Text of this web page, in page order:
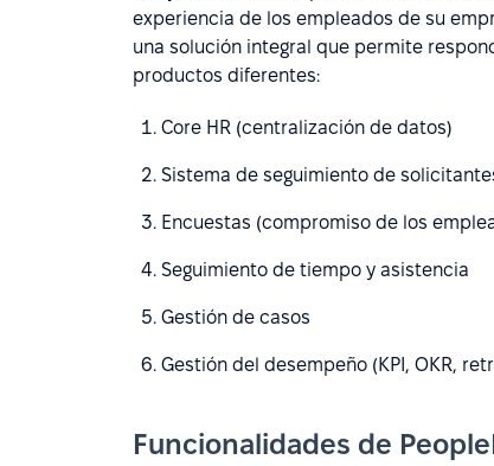
experiencia de los empleados de su
una solución integral que permite
productos diferentes:
Core HR (centralización de datos)
Sistema de seguimiento de
Encuestas (compromiso de los
Seguimiento de tiempo y asistencia
Gestión de casos
Gestión del desempeño (KPI, OKR,
Funcionalidades de